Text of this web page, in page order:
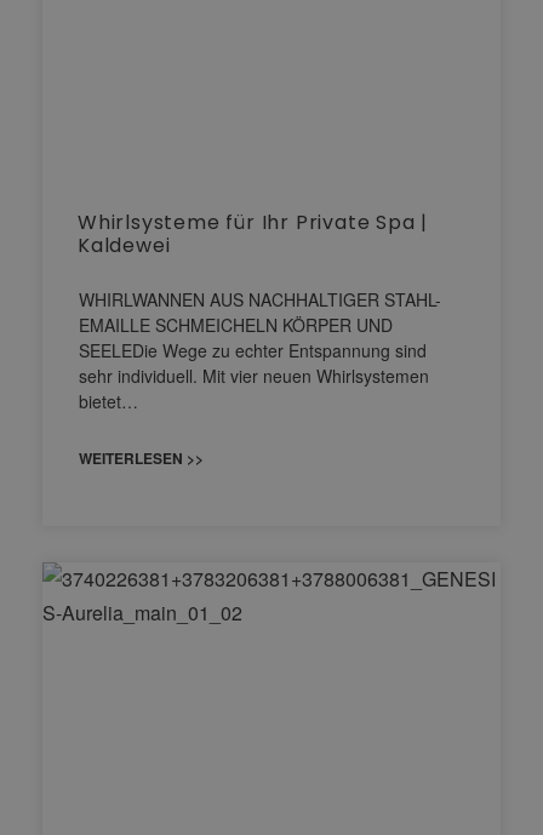
Whirlsysteme für Ihr Private Spa |
Kaldewei
WHIRLWANNEN AUS NACHHALTIGER STAHL-
EMAILLE SCHMEICHELN KÖRPER UND
SEELEDie Wege zu echter Entspannung sind
sehr individuell. Mit vier neuen Whirlsystemen
bietet…
WEITERLESEN >>